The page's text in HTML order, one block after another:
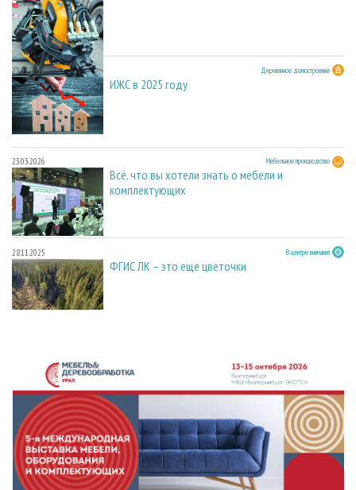
23.03.2026 Деревянное домостроение
ИЖС в 2025 году
23.03.2026 Мебельное производство
Всё, что вы хотели знать о мебели и
комплектующих
28.11.2025 В центре внимания
ФГИС ЛК – это еще цветочки